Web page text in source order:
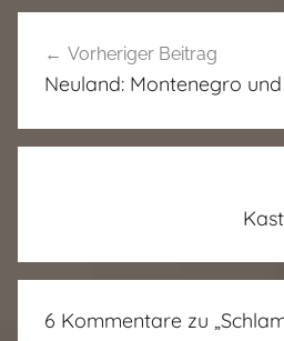
Vorheriger Beitrag
Neuland: Montenegro
6 Kommentare zu „